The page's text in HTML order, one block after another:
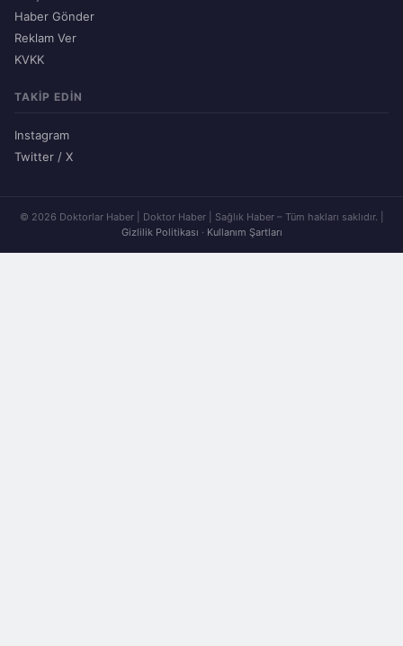
Haber Gönder
Reklam Ver
KVKK
TAKIP EDIN
Instagram
Twitter / X
© 2026 Doktorlar Haber | Doktor Haber | Sağlık Haber – Tüm hakları saklıdır. |
Gizlilik Politikası · Kullanım Şartları